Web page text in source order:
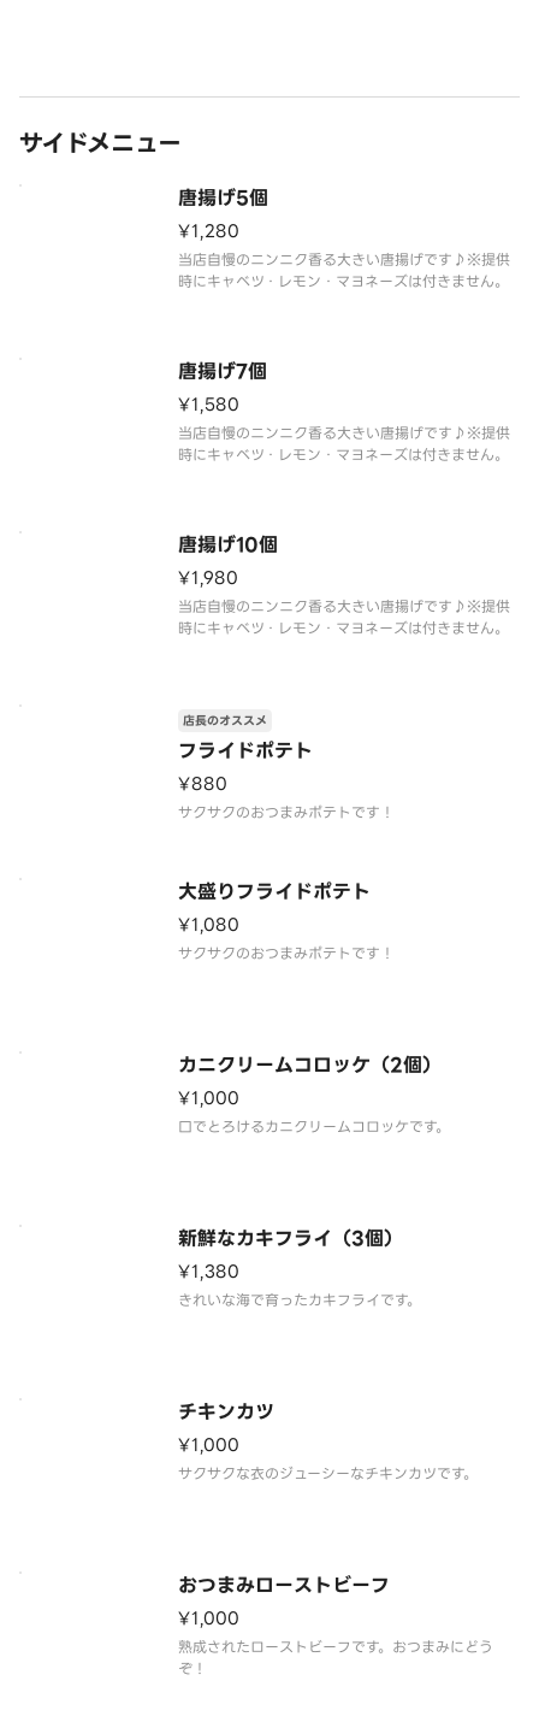
サイドメニュー
唐揚げ5個
¥1,280
当店自慢のニンニク香る大きい唐揚げです♪※提供
時にキャベツ・レモン・マヨネーズは付きません。
唐揚げ7個
¥1,580
当店自慢のニンニク香る大きい唐揚げです♪※提供
時にキャベツ・レモン・マヨネーズは付きません。
唐揚げ10個
¥1,980
当店自慢のニンニク香る大きい唐揚げです♪※提供
時にキャベツ・レモン・マヨネーズは付きません。
フライドポテト
店長のオススメ
¥880
サクサクのおつまみポテトです！
大盛りフライドポテト
¥1,080
サクサクのおつまみポテトです！
カニクリームコロッケ（2個）
¥1,000
口でとろけるカニクリームコロッケです。
新鮮なカキフライ（3個）
¥1,380
きれいな海で育ったカキフライです。
チキンカツ
¥1,000
サクサクな衣のジューシーなチキンカツです。
おつまみローストビーフ
¥1,000
熟成されたローストビーフです。おつまみにどう
ぞ！